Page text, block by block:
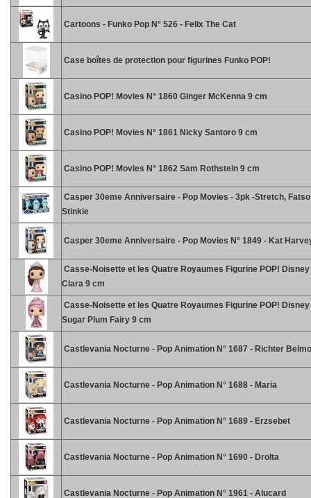
Cartoons - Funko Pop N° 526 - Felix The Cat
Case boîtes de protection pour figurines Funko POP!
Casino POP! Movies N° 1860 Ginger McKenna 9 cm
Casino POP! Movies N° 1861 Nicky Santoro 9 cm
Casino POP! Movies N° 1862 Sam Rothstein 9 cm
Casper 30eme Anniversaire - Pop Movies - 3pk -Stretch,
Stinkie
Casper 30eme Anniversaire - Pop Movies N° 1849 - Kat
Casse-Noisette et les Quatre Royaumes Figurine POP!
Clara 9 cm
Casse-Noisette et les Quatre Royaumes Figurine POP!
Sugar Plum Fairy 9 cm
Castlevania Nocturne - Pop Animation N° 1687 - Richter
Castlevania Nocturne - Pop Animation N° 1688 - Maria
Castlevania Nocturne - Pop Animation N° 1689 - Erzsebet
Castlevania Nocturne - Pop Animation N° 1690 - Drolta
Castlevania Nocturne - Pop Animation N° 1961 - Alucard